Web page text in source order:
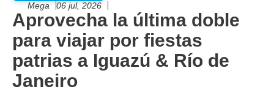
Mega
06 jul, 2026
Aprovecha la última doble
para viajar por fiestas
patrias a Iguazú & Río de
Janeiro